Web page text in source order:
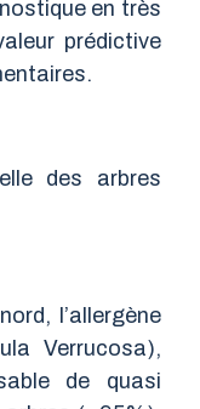
en très
prédictive
des arbres
l’allergène
Verrucosa),
de quasi